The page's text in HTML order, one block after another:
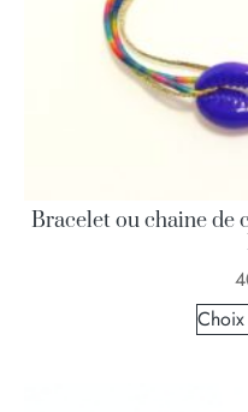
Bracelet ou chaine de